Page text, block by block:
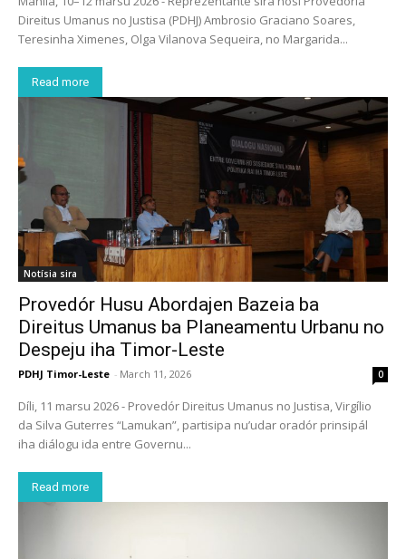
Direitus Umanus no Justisa (PDHJ) Ambrosio Graciano Soares,
Teresinha Ximenes, Olga Vilanova Sequeira, no Margarida...
Read more
Notísia sira
Provedór Husu Abordajen Bazeia ba
Direitus Umanus ba Planeamentu Urbanu no
Despeju iha Timor-Leste
PDHJ Timor-Leste - March 11, 2026 0
Díli, 11 marsu 2026 - Provedór Direitus Umanus no Justisa, Virgílio
da Silva Guterres “Lamukan”, partisipa nu’udar oradór prinsipál
iha diálogu ida entre Governu...
Read more